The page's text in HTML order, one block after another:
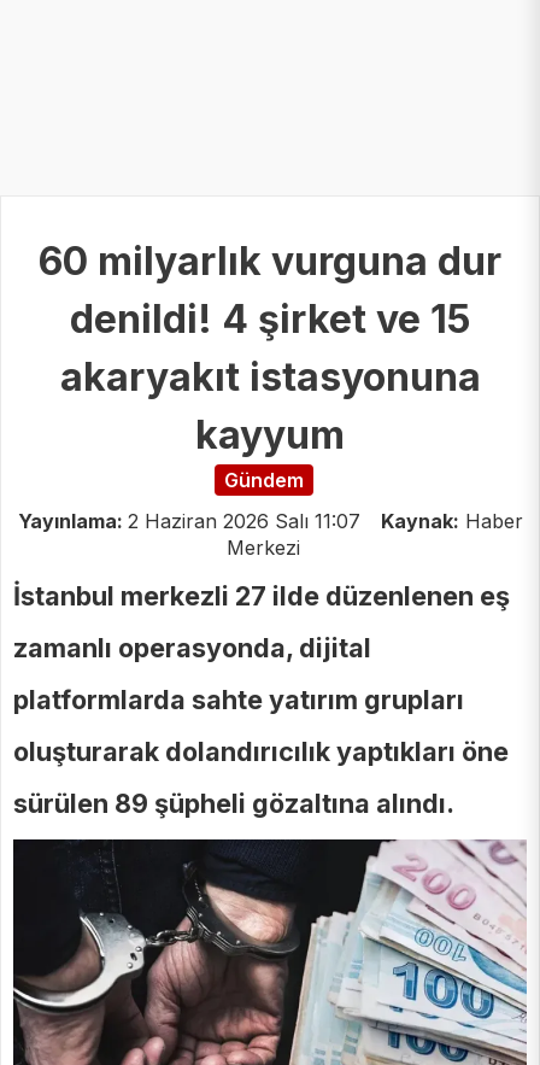
60 milyarlık vurguna dur
denildi! 4 şirket ve 15
akaryakıt istasyonuna
kayyum
Gündem
Yayınlama: 2 Haziran 2026 Salı 11:07 Kaynak: Haber
Merkezi
İstanbul merkezli 27 ilde düzenlenen eş
zamanlı operasyonda, dijital
platformlarda sahte yatırım grupları
oluşturarak dolandırıcılık yaptıkları öne
sürülen 89 şüpheli gözaltına alındı.